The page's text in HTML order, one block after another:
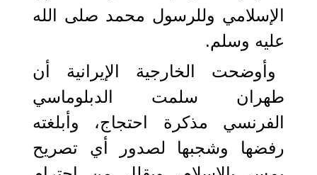
الإسلامي وللرسول محمد صلى الله
عليه وسلم.
وأوضحت الخارجية الإيرانية أن
طهران سلمت الدبلوماسي
الفرنسي مذكرة احتجاج، وأبلغته
رفضها وشجبها لصدور أي تصريح